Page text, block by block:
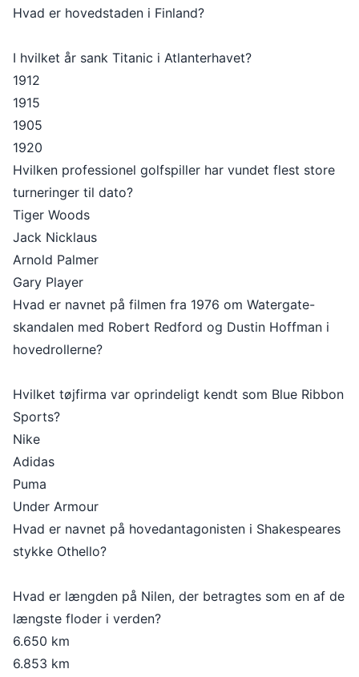
Hvad er hovedstaden i Finland?
I hvilket år sank Titanic i Atlanterhavet?
1912
1915
1905
1920
Hvilken professionel golfspiller har vundet flest store
turneringer til dato?
Tiger Woods
Jack Nicklaus
Arnold Palmer
Gary Player
Hvad er navnet på filmen fra 1976 om Watergate-
skandalen med Robert Redford og Dustin Hoffman i
hovedrollerne?
Hvilket tøjfirma var oprindeligt kendt som Blue Ribbon
Sports?
Nike
Adidas
Puma
Under Armour
Hvad er navnet på hovedantagonisten i Shakespeares
stykke Othello?
Hvad er længden på Nilen, der betragtes som en af de
længste floder i verden?
6.650 km
6.853 km